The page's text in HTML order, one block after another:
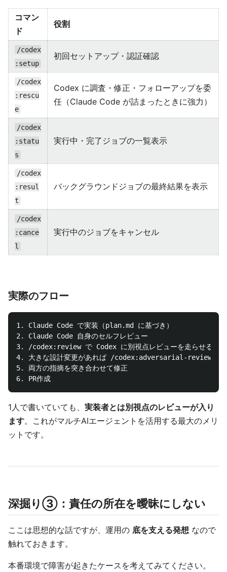
コマン
ド
役割
/codex
:setup
初回セットアップ・認証確認
/codex
:rescu
e
Codex に調査・修正・フォローアップを委
任（Claude Code が詰まったときに強力）
/codex
:statu
s
実行中・完了ジョブの一覧表示
/codex
:resul
t
バックグラウンドジョブの最終結果を表示
/codex
:cance
l
実行中のジョブをキャンセル
実際のフロー
1. Claude Code で実装（plan.md に基づき）
2. Claude Code 自身のセルフレビュー
3. /codex:review で Codex に別視点レビューを走らせる
4. 大きな設計変更があれば /codex:adversarial-review も
5. 両方の指摘を突き合わせて修正
1人で書いていても、 実装者とは別視点のレビューが入り
ます。これがマルチAIエージェントを活用する最大のメリ
ットです。
深掘り③：責任の所在を曖昧にしない
ここは思想的な話ですが、運用の 底を支える発想 なので
触れておきます。
本番環境で障害が起きたケースを考えてみてください。